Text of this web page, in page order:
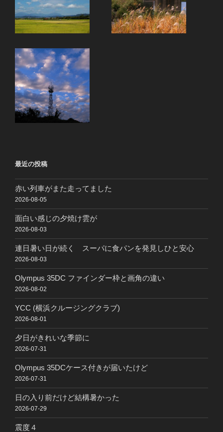
最近の投稿
赤い列車がまた走ってました
2026-08-05
面白い感じの夕焼け雲が
2026-08-03
連日暑い日が続く スーパに食パンを発見しひと安心
2026-08-03
Olympus 35DC ファインダー枠と画角の違い
2026-08-02
YCC (横浜クルージングクラブ)
2026-08-01
夕日がきれいな季節に
2026-07-31
Olympus 35DCケース付きが届いたけど
2026-07-31
日の入り前だけど結構暑かった
2026-07-29
震度４